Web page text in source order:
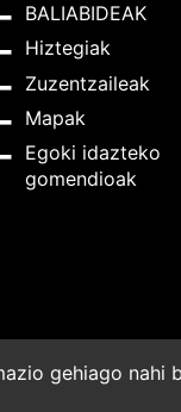
BALIABIDEAK
Hiztegiak
Zuzentzaileak
Mapak
Egoki idazteko
gomendioak
gehiago nahi